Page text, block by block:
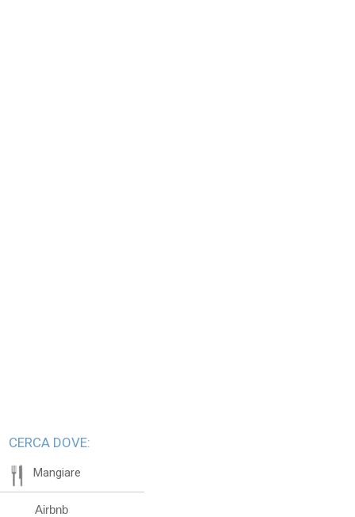
CERCA DOVE:
Mangiare
Airbnb